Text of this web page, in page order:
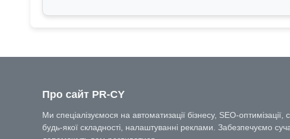
Про сайт PR-CY
Ми спеціалізуємося на автоматизації бізнесу, SEO-оптимізації,
будь-якої складності, налаштуванні реклами. Забезпечуємо